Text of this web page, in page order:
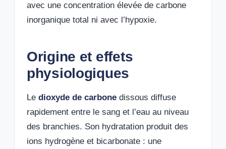
avec une concentration élevée de carbone
inorganique total ni avec l’hypoxie.
Origine et effets
physiologiques
Le dioxyde de carbone dissous diffuse
rapidement entre le sang et l’eau au niveau
des branchies. Son hydratation produit des
ions hydrogène et bicarbonate : une